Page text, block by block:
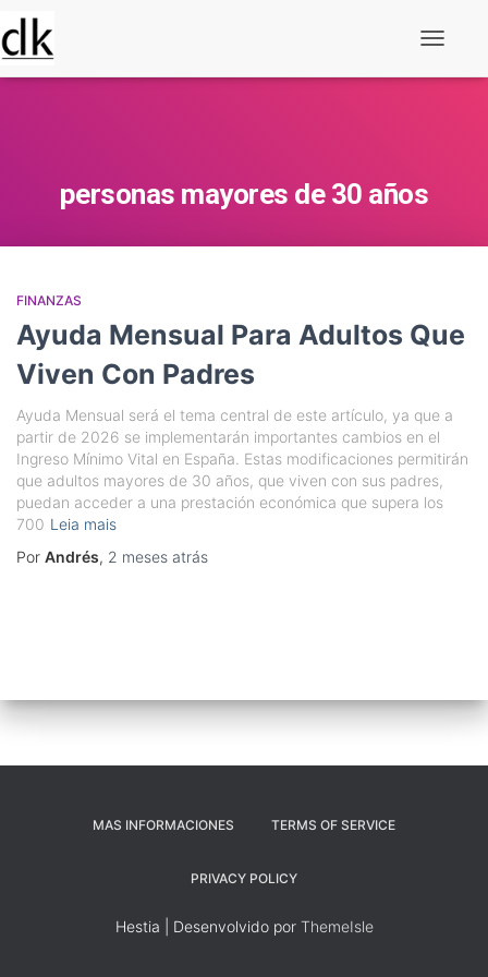
personas mayores de 30 años
FINANZAS
Ayuda Mensual Para Adultos Que
Viven Con Padres
Ayuda Mensual será el tema central de este artículo, ya que a
partir de 2026 se implementarán importantes cambios en el
Ingreso Mínimo Vital en España. Estas modificaciones permitirán
que adultos mayores de 30 años, que viven con sus padres,
puedan acceder a una prestación económica que supera los
700 Leia mais
Por Andrés, 2 meses atrás
MAS INFORMACIONES TERMS OF SERVICE
PRIVACY POLICY
Hestia | Desenvolvido por ThemeIsle